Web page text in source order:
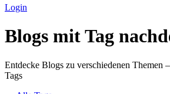
Login
Blogs mit Tag
Entdecke Blogs zu verschiedenen Themen
Tags